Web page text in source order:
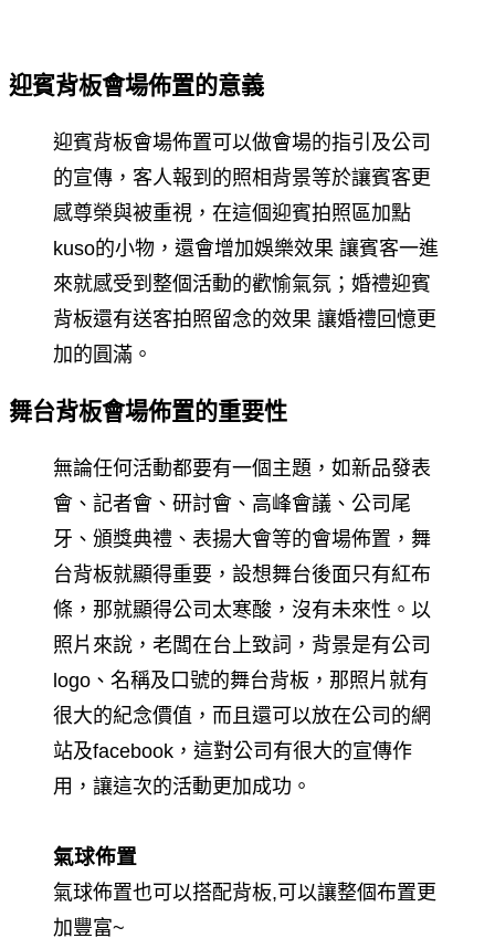
迎賓背板會場佈置的意義
迎賓背板會場佈置可以做會場的指引及公司
的宣傳，客人報到的照相背景等於讓賓客更
感尊榮與被重視，在這個迎賓拍照區加點
kuso的小物，還會增加娛樂效果 讓賓客一進
來就感受到整個活動的歡愉氣氛；婚禮迎賓
背板還有送客拍照留念的效果 讓婚禮回憶更
加的圓滿。
舞台背板會場佈置的重要性
無論任何活動都要有一個主題，如新品發表
會、記者會、研討會、高峰會議、公司尾
牙、頒獎典禮、表揚大會等的會場佈置，舞
台背板就顯得重要，設想舞台後面只有紅布
條，那就顯得公司太寒酸，沒有未來性。以
照片來說，老闆在台上致詞，背景是有公司
logo、名稱及口號的舞台背板，那照片就有
很大的紀念價值，而且還可以放在公司的網
站及facebook，這對公司有很大的宣傳作
用，讓這次的活動更加成功。
氣球佈置
氣球佈置也可以搭配背板,可以讓整個布置更
加豐富~